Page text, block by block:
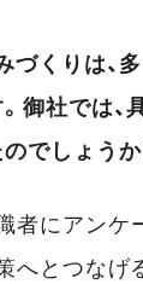
くりは、
御社では、
でしょうか
者にアンケ
へとつなげ